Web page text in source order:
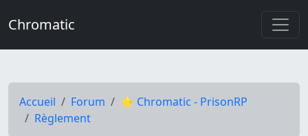
Chromatic
Accueil Forum
⭐ Chromatic - PrisonRP
Règlement